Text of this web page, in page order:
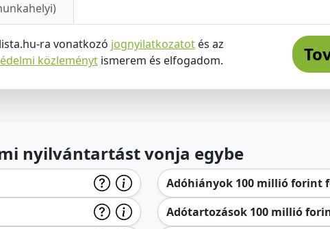
ra vonatkozó jognyilatkozatotés az
közleménytismerem és elfogadom.
nyilvántartást vonja egybe
Adóhiányok 100 millió forint
Adótartozások 100 millió